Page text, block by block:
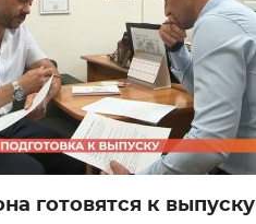
готовятся к выпуску